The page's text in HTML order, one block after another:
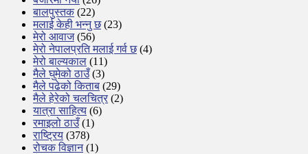
बालपुस्तक(22)
मलाई केही भन्नु छ(23)
मेरो आवाज(56)
मेरो नेपालप्रति मलाई गर्व छ(4)
मेरो बाल्यकाल (11)
मैले घुमेको ठाउँ(3)
मैले पढेको किताब (29)
मैले हेरेको चलचित्र (2)
यात्रा साहित्य (6)
रमाइलो ठाउँ(1)
राष्ट्रिय (378)
रोचक विज्ञान(1)